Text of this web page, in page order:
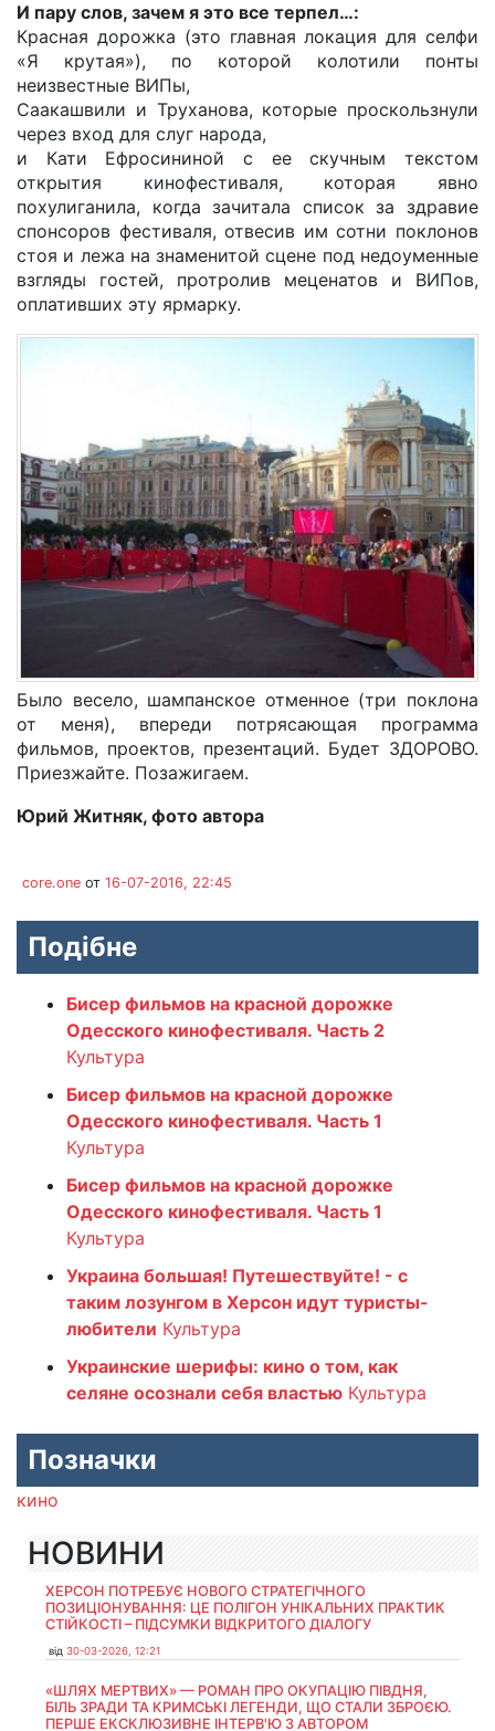
И пару слов, зачем я это все терпел…:
Красная дорожка (это главная локация для селфи
«Я крутая»), по которой колотили понты
неизвестные ВИПы,
Саакашвили и Труханова, которые проскользнули
через вход для слуг народа,
и Кати Ефросининой с ее скучным текстом
открытия кинофестиваля, которая явно
похулиганила, когда зачитала список за здравие
спонсоров фестиваля, отвесив им сотни поклонов
стоя и лежа на знаменитой сцене под недоуменные
взгляды гостей, протролив меценатов и ВИПов,
оплативших эту ярмарку.
Было весело, шампанское отменное (три поклона
от меня), впереди потрясающая программа
фильмов, проектов, презентаций. Будет ЗДОРОВО.
Приезжайте. Позажигаем.
Юрий Житняк, фото автора
core.one от 16-07-2016, 22:45
Подібне
Бисер фильмов на красной дорожке
Одесского кинофестиваля. Часть 2
Культура
Бисер фильмов на красной дорожке
Одесского кинофестиваля. Часть 1
Культура
Бисер фильмов на красной дорожке
Одесского кинофестиваля. Часть 1
Культура
Украина большая! Путешествуйте! - с
таким лозунгом в Херсон идут туристы-
любители Культура
Украинские шерифы: кино о том, как
селяне осознали себя властью Культура
Позначки
кино
НОВИНИ
ХЕРСОН ПОТРЕБУЄ НОВОГО СТРАТЕГІЧНОГО
ПОЗИЦІОНУВАННЯ: ЦЕ ПОЛІГОН УНІКАЛЬНИХ ПРАКТИК
СТІЙКОСТІ – ПІДСУМКИ ВІДКРИТОГО ДІАЛОГУ
від 30-03-2026, 12:21
«ШЛЯХ МЕРТВИХ» — РОМАН ПРО ОКУПАЦІЮ ПІВДНЯ,
БІЛЬ ЗРАДИ ТА КРИМСЬКІ ЛЕГЕНДИ, ЩО СТАЛИ ЗБРОЄЮ.
ПЕРШЕ ЕКСКЛЮЗИВНЕ ІНТЕРВ'Ю З АВТОРОМ